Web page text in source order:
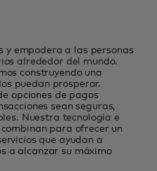
y empodera a las personas
alrededor del mundo.
construyendo una
puedan prosperar.
opciones de pagos
sean seguras,
Nuestra tecnología e
para ofrecer un
que ayudan a
a alcanzar su máximo